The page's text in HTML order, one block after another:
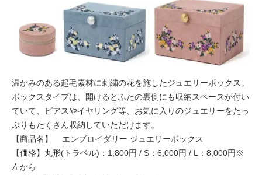
温かみのある起毛素材に刺繍の花を施したジュエリーボックス。
ボックスタイプは、開けるとふたの裏側にも収納スペースが付い
ていて、ピアスやイヤリング等、お気に入りのジュエリーをたっ
ぷりもたくさん収納していただけます。
【商品名】 エンブロイダリー ジュエリーボックス
【価格】丸形(トラベル)：1,800円 / S：6,000円 / L：8,000円※
左から